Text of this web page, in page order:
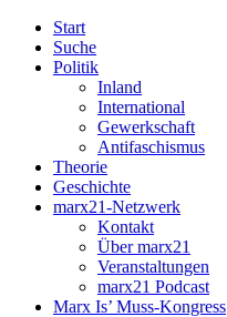
Start
Suche
Politik
Inland
International
Gewerkschaft
Antifaschismus
Theorie
Geschichte
marx21-Netzwerk
Kontakt
Über marx21
Veranstaltungen
marx21 Podcast
Marx Is’ Muss-Kongress